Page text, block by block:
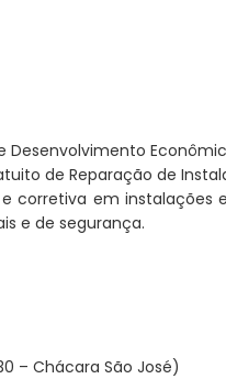
Desenvolvimento
de Reparação de
em instalações
e de segurança.
– Chácara São José)